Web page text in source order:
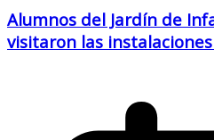
Alumnos del Jardín de
visitaron las